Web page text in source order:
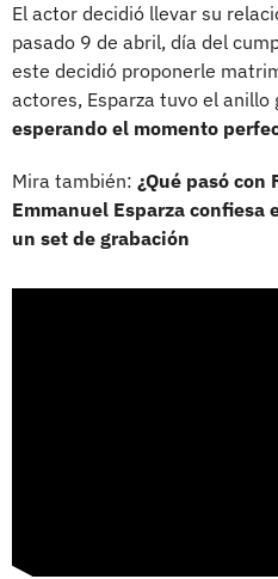
El actor decidió llevar su
pasado 9 de abril, día del
este decidió proponerle
actores, Esparza tuvo el
esperando el momento
Mira también: ¿Qué pasó con
Emmanuel Esparza confiesa
un set de grabación